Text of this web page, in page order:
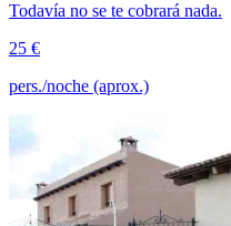
Todavía no se te cobrará nada.
25 €
pers./noche (aprox.)